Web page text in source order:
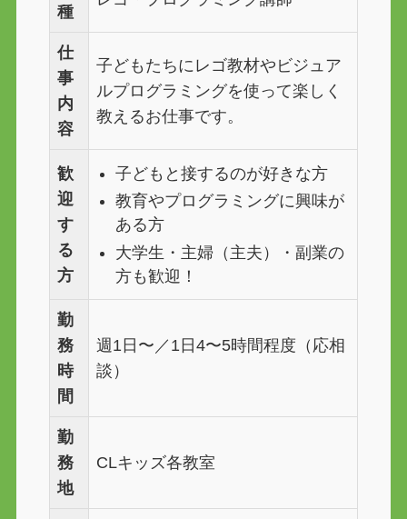
種
仕
事
内
容
子どもたちにレゴ教材やビジュア
ルプログラミングを使って楽しく
教えるお仕事です。
歓
迎
す
る
方
子どもと接するのが好きな方
教育やプログラミングに興味が
ある方
大学生・主婦（主夫）・副業の
方も歓迎！
勤
務
時
間
週1日〜／1日4〜5時間程度（応相
談）
勤
務
地
CLキッズ各教室